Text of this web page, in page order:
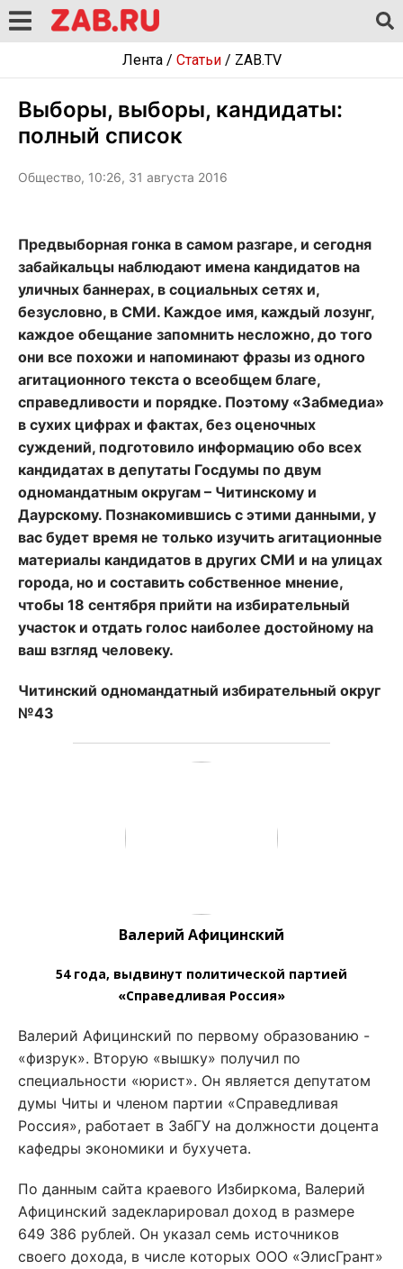
Лента/ Статьи/ ZAB.TV
Выборы, выборы, кандидаты:
полный список
Общество, 10:26, 31 августа 2016
Предвыборная гонка в самом разгаре, и сегодня
забайкальцы наблюдают имена кандидатов на
уличных баннерах, в социальных сетях и,
безусловно, в СМИ. Каждое имя, каждый лозунг,
каждое обещание запомнить несложно, до того
они все похожи и напоминают фразы из одного
агитационного текста о всеобщем благе,
справедливости и порядке. Поэтому «Забмедиа»
в сухих цифрах и фактах, без оценочных
суждений, подготовило информацию обо всех
кандидатах в депутаты Госдумы по двум
одномандатным округам – Читинскому и
Даурскому. Познакомившись с этими данными, у
вас будет время не только изучить агитационные
материалы кандидатов в других СМИ и на улицах
города, но и составить собственное мнение,
чтобы 18 сентября прийти на избирательный
участок и отдать голос наиболее достойному на
ваш взгляд человеку.
Читинский одномандатный избирательный округ
№43
Валерий Афицинский
54 года, выдвинут политической партией
«Справедливая Россия»
Валерий Афицинский по первому образованию -
«физрук». Вторую «вышку» получил по
специальности «юрист». Он является депутатом
думы Читы и членом партии «Справедливая
Россия», работает в ЗабГУ на должности доцента
кафедры экономики и бухучета.
По данным сайта краевого Избиркома, Валерий
Афицинский задекларировал доход в размере
649 386 рублей. Он указал семь источников
своего дохода, в числе которых ООО «ЭлисГрант»